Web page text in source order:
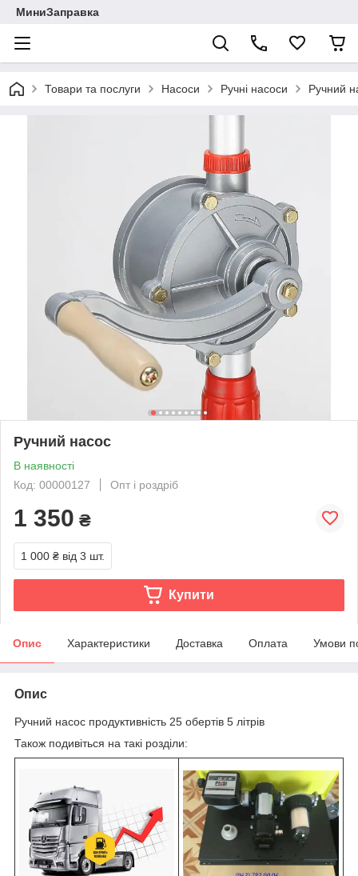
МиниЗаправка
Товари та послуги Насоси Ручні насоси Ручний
Ручний насос
В наявності
Код: 00000127
Опт і роздріб
1 350 ₴
1 000 ₴ від 3 шт.
Купити
Опис Характеристики Доставка Оплата Умови
Опис
Ручний насос продуктивність 25 обертів 5 літрів
Також подивіться на такі розділи: